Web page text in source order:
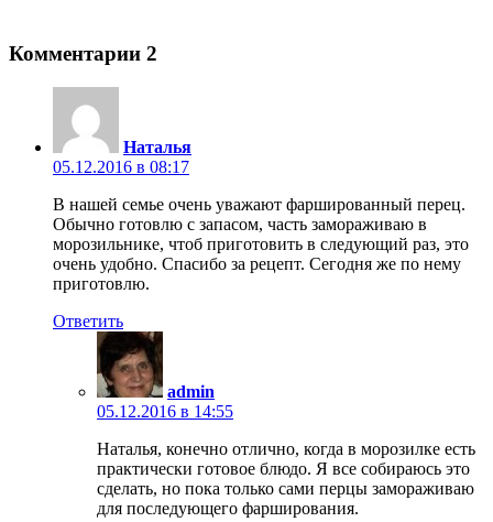
Комментарии 2
Наталья
05.12.2016 в 08:17
В нашей семье очень уважают фаршированный перец.
Обычно готовлю с запасом, часть замораживаю в
морозильнике, чтоб приготовить в следующий раз, это
очень удобно. Спасибо за рецепт. Сегодня же по нему
приготовлю.
Ответить
admin
05.12.2016 в 14:55
Наталья, конечно отлично, когда в морозилке есть
практически готовое блюдо. Я все собираюсь это
сделать, но пока только сами перцы замораживаю
для последующего фарширования.